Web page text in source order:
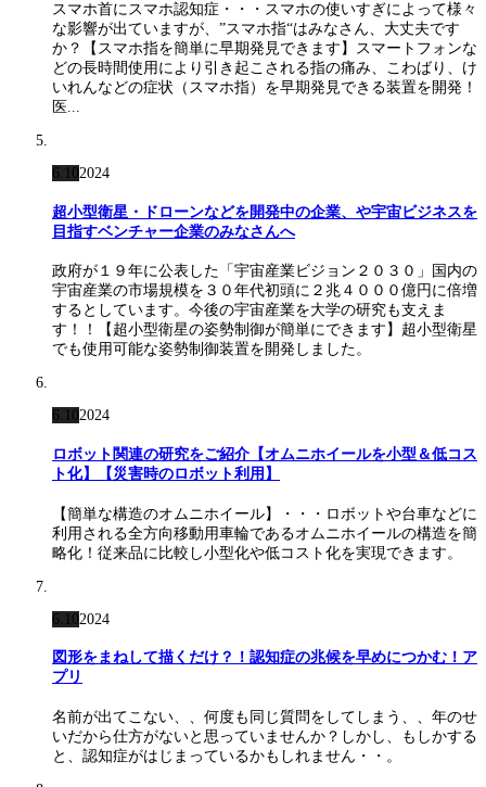
スマホ首にスマホ認知症・・・スマホの使いすぎによって様々
な影響が出ていますが、”スマホ指“はみなさん、大丈夫です
か？【スマホ指を簡単に早期発見できます】スマートフォンな
どの長時間使用により引き起こされる指の痛み、こわばり、け
いれんなどの症状（スマホ指）を早期発見できる装置を開発！
医...
6.102024
超小型衛星・ドローンなどを開発中の企業、や宇宙ビジネスを
目指すベンチャー企業のみなさんへ
政府が１９年に公表した「宇宙産業ビジョン２０３０」国内の
宇宙産業の市場規模を３０年代初頭に２兆４０００億円に倍増
するとしています。今後の宇宙産業を大学の研究も支えま
す！！【超小型衛星の姿勢制御が簡単にできます】超小型衛星
でも使用可能な姿勢制御装置を開発しました。
6.102024
ロボット関連の研究をご紹介【オムニホイールを小型＆低コス
ト化】【災害時のロボット利用】
【簡単な構造のオムニホイール】・・・ロボットや台車などに
利用される全方向移動用車輪であるオムニホイールの構造を簡
略化！従来品に比較し小型化や低コスト化を実現できます。
6.102024
図形をまねして描くだけ？！認知症の兆候を早めにつかむ！ア
プリ
名前が出てこない、、何度も同じ質問をしてしまう、、年のせ
いだから仕方がないと思っていませんか？しかし、もしかする
と、認知症がはじまっているかもしれません・・。